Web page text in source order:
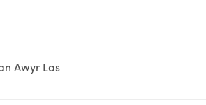
Awyr Las